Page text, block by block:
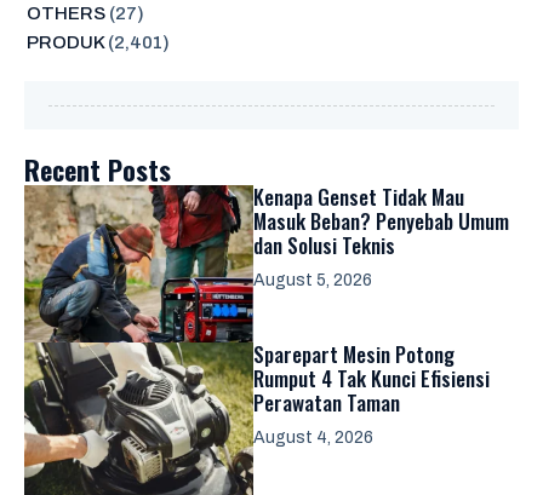
OTHERS(27)
PRODUK(2,401)
Recent Posts
Kenapa Genset Tidak Mau
Masuk Beban? Penyebab Umum
dan Solusi Teknis
August 5, 2026
Sparepart Mesin Potong
Rumput 4 Tak Kunci Efisiensi
Perawatan Taman
August 4, 2026